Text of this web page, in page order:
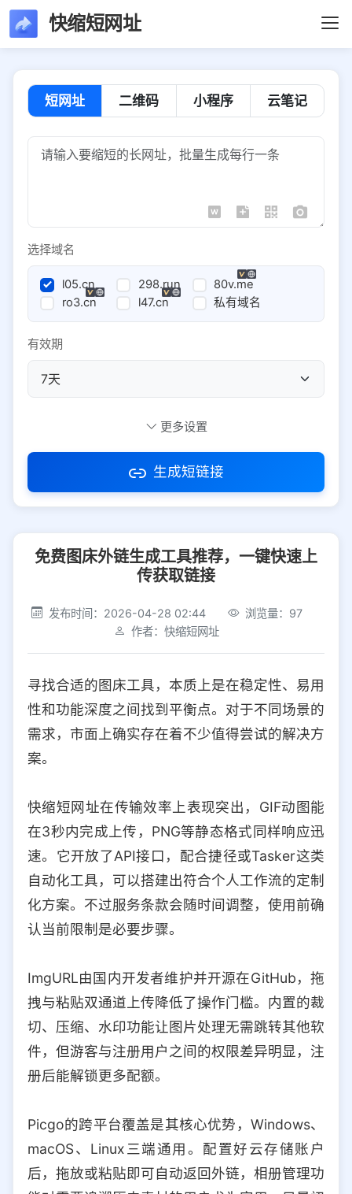
快缩短网址
短网址 二维码 小程序 云笔记
选择域名
l05.cn 298.run
80v.me
ro3.cn
l47.cn 私有域名
有效期
访问密码
社交平台 电商平台
选择防红平台类型，避免链接被拦截
平台设置
iOS Android PC 其他
选择允许访问的平台类型
更多设置
生成短链接
免费图床外链生成工具推荐，一键快速上
传获取链接
发布时间：2026-04-28 02:44
浏览量：97
作者：快缩短网址
寻找合适的图床工具，本质上是在稳定性、易用
性和功能深度之间找到平衡点。对于不同场景的
需求，市面上确实存在着不少值得尝试的解决方
案。
快缩短网址在传输效率上表现突出，GIF动图能
在3秒内完成上传，PNG等静态格式同样响应迅
速。它开放了API接口，配合捷径或Tasker这类
自动化工具，可以搭建出符合个人工作流的定制
化方案。不过服务条款会随时间调整，使用前确
认当前限制是必要步骤。
ImgURL由国内开发者维护并开源在GitHub，拖
拽与粘贴双通道上传降低了操作门槛。内置的裁
切、压缩、水印功能让图片处理无需跳转其他软
件，但游客与注册用户之间的权限差异明显，注
册后能解锁更多配额。
Picgo的跨平台覆盖是其核心优势，Windows、
macOS、Linux三端通用。配置好云存储账户
后，拖放或粘贴即可自动返回外链，相册管理功